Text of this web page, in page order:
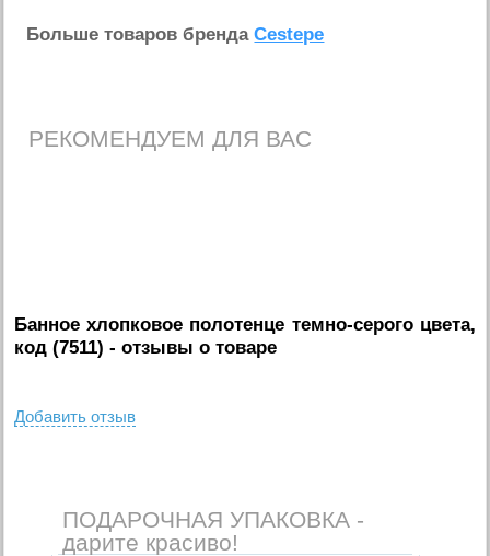
Больше товаров брендаCestepe
РЕКОМЕНДУЕМ ДЛЯ ВАС
Банное хлопковое полотенце темно-серого цвета,
код (7511) - отзывы о товаре
Добавить отзыв
ПОДАРОЧНАЯ УПАКОВКА -
дарите красиво!